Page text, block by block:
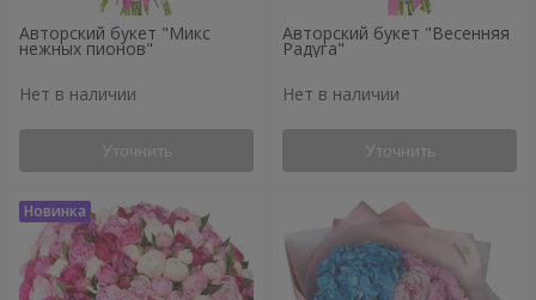
Авторский букет "Микс
нежных пионов"
Нет в наличии
Уточнить
Авторский букет "Весенняя
Радуга"
Нет в наличии
Уточнить